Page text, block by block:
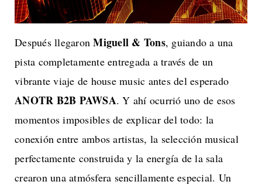
Después llegaronMiguell & Tons, guiando a una
pista completamente entregada a través de un
vibrante viaje de house music antes del esperado
ANOTR B2B PAWSA. Y ahí ocurrió uno de esos
momentos imposibles de explicar del todo: la
conexión entre ambos artistas, la selección musical
perfectamente construida y la energía de la sala
crearon una atmósfera sencillamente especial. Un